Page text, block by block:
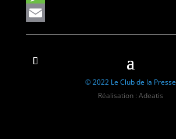
Message
Email
© 2022 Le Club de la Presse
Réalisation : Adeatis